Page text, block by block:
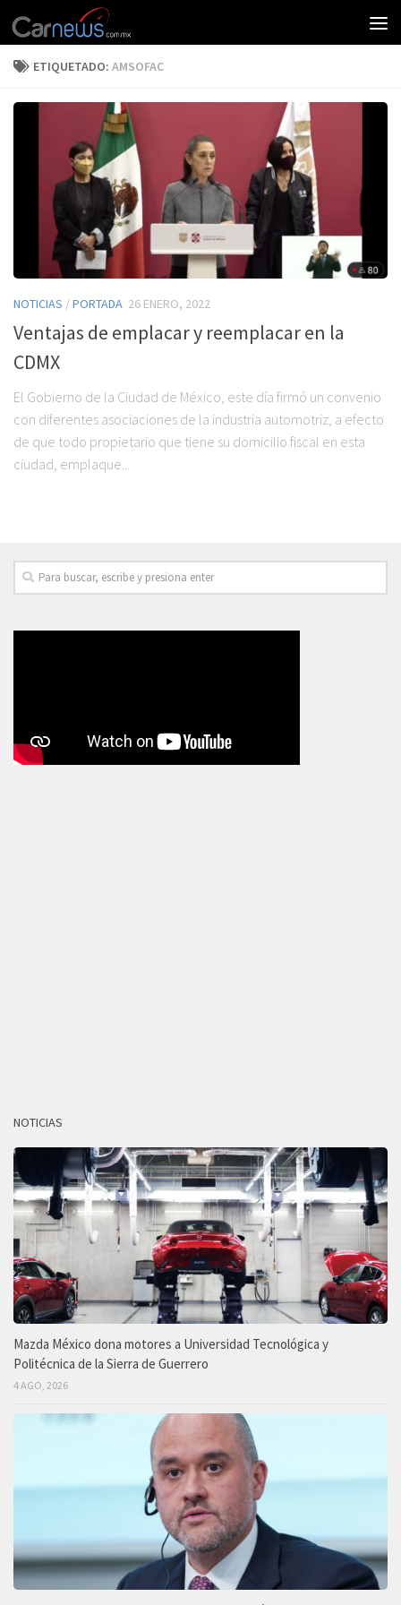
ETIQUETADO: AMSOFAC
NOTICIAS /PORTADA 26 ENERO, 2022
Ventajas de emplacar y reemplacar en la
CDMX
El Gobierno de la Ciudad de México, este día firmó un convenio
con diferentes asociaciones de la industria automotriz, a efecto
de que todo propietario que tiene su domicilio fiscal en esta
ciudad, emplaque...
NOTICIAS
Mazda México dona motores a Universidad Tecnológica y
Politécnica de la Sierra de Guerrero
4 AGO, 2026